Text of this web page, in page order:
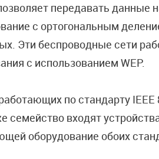
передавать данные
с ортогональным
Эти беспроводные сети
с использованием WEP.
по стандарту
семейство входят
оборудование обоих